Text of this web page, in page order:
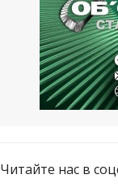
21.05.2026
«ТЦК
платят!»
женщину
15.05.2026
Читайте нас в